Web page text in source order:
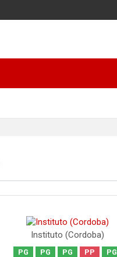
Instituto (Cordoba)
PG PG PG PP PG